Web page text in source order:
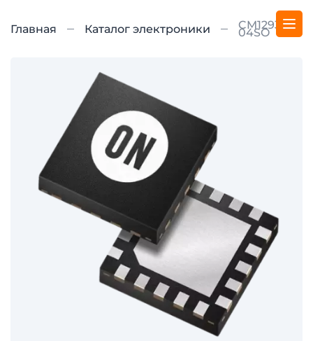
Главная Каталог электроники CM1293A-
04SO